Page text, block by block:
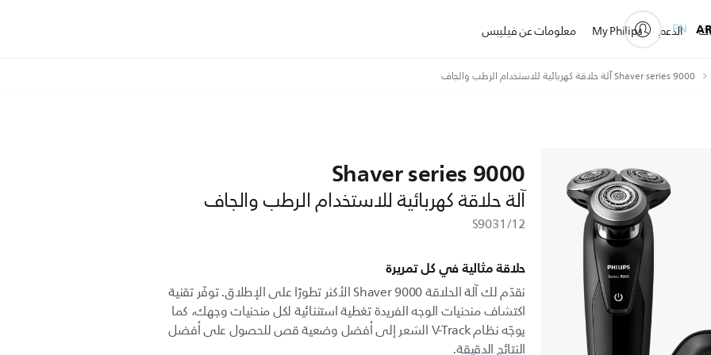
الدعم My Philips معلومات عن فيليبس EN
Shaver series 9000 آلة حلاقة كهربائية للاستخدام الرطب والجاف
Shaver series 9000
آلة حلاقة كهربائية للاستخدام الرطب والجاف
S9031/12
حلاقة مثالية في كل تمريرة
نقدّم لك آلة الحلاقة Shaver 9000 الأكثر تطورًا على الإطلاق. توفّر تقنية
اكتشاف منحنيات الوجه الفريدة تغطية استثنائية لكل منحنيات وجهك، كما
يوجّه نظام V-Track الشعر إلى أفضل وضعية قص للحصول على أفضل
النتائج الدقيقة.